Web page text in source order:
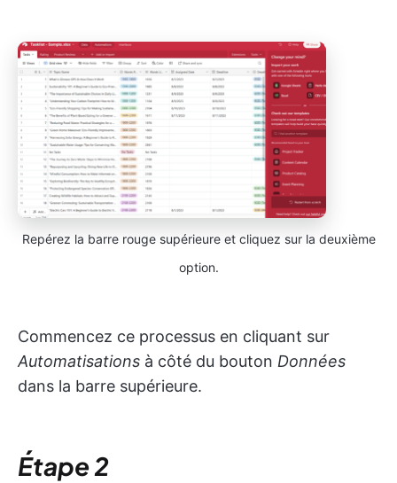
Repérez la barre rouge supérieure et cliquez sur la deuxième
option.
Commencez ce processus en cliquant sur
Automatisations à côté du bouton Données
dans la barre supérieure.
Étape 2